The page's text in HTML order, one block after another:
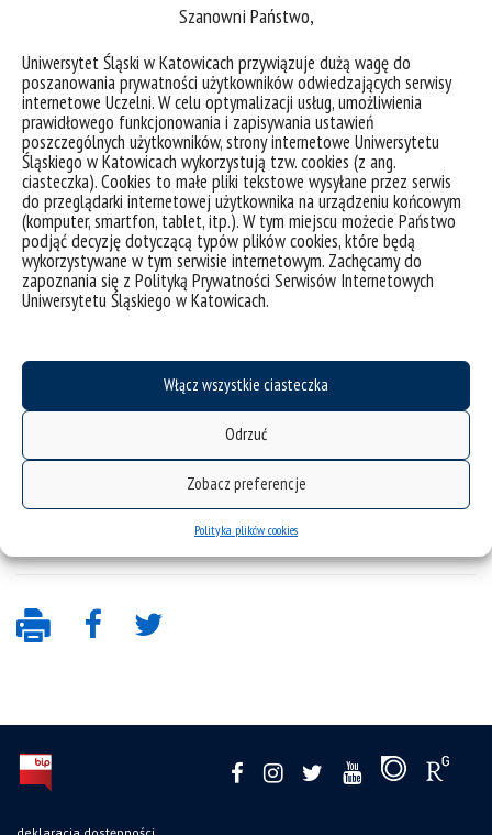
Szanowni Państwo,
Uniwersytet Śląski w Katowicach przywiązuje dużą wagę do
poszanowania prywatności użytkowników odwiedzających serwisy
internetowe Uczelni. W celu optymalizacji usług, umożliwienia
prawidłowego funkcjonowania i zapisywania ustawień
poszczególnych użytkowników, strony internetowe Uniwersytetu
Śląskiego w Katowicach wykorzystują tzw. cookies (z ang.
ciasteczka). Cookies to małe pliki tekstowe wysyłane przez serwis
do przeglądarki internetowej użytkownika na urządzeniu końcowym
(komputer, smartfon, tablet, itp.). W tym miejscu możecie Państwo
podjąć decyzję dotyczącą typów plików cookies, które będą
wykorzystywane w tym serwisie internetowym. Zachęcamy do
zapoznania się z Polityką Prywatności Serwisów Internetowych
Uniwersytetu Śląskiego w Katowicach.
Włącz wszystkie ciasteczka
Odrzuć
Zobacz preferencje
Polityka plików cookies
Barros-Delben, P., Skorupa, A., Barros-
Delben, P., Barros-Delben, N., Olivlet, L.,
Weeresinghe, R., Mendes, T., Marques-
Quinteiro, P., Gonzalez, L. E., & Silvestre, D.
(2026). Analog habitat health and safety
protocol: Replicable standard system for
analyzing data related to human factors in
simulations. Life Sciences in Space
Research.https://doi.org/10.1016/j.lssr.202
Darmowy dostęp do publikacji (do 26
marca 2026
https://authors.elsevier.com/a/1mYuI7t